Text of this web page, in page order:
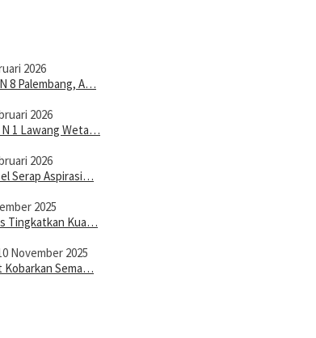
2026
8 Palembang, A…
2026
N 1 Lawang Weta…
2026
Serap Aspirasi…
2025
Tingkatkan Kua…
November 2025
Kobarkan Sema…